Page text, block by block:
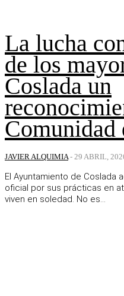
La lucha
de los
Coslada un
JAVIER ALQUIMIA - 29 ABRIL,
El Ayuntamiento de Coslada
oficial por sus prácticas en
viven en soledad. No es...